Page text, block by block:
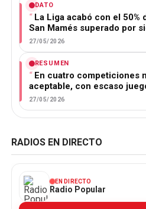
DATO
La Liga acabó con el 50%
San Mamés superado por
27/05/2026
RESUMEN
En cuatro competiciones
aceptable, con escaso
27/05/2026
RADIOS EN DIRECTO
EN DIRECTO
Radio Popular